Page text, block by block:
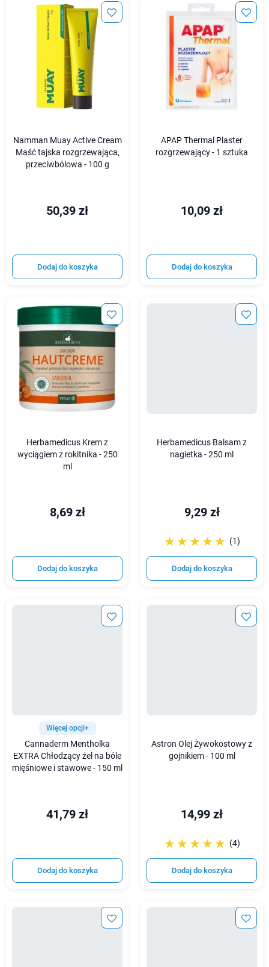
Namman Muay Active Cream
Maść tajska rozgrzewająca,
przeciwbólowa - 100 g
50,39 zł
Dodaj do koszyka
APAP Thermal Plaster
rozgrzewający - 1 sztuka
10,09 zł
Dodaj do koszyka
Herbamedicus Krem z
wyciągiem z rokitnika - 250
ml
8,69 zł
Dodaj do koszyka
Herbamedicus Balsam z
nagietka - 250 ml
9,29 zł
☆☆☆☆☆
★★★★★ (1)
Dodaj do koszyka
Więcej opcji+
Cannaderm Mentholka
EXTRA Chłodzący żel na bóle
mięśniowe i stawowe - 150 ml
41,79 zł
Dodaj do koszyka
Astron Olej Żywokostowy z
gojnikiem - 100 ml
14,99 zł
☆☆☆☆☆
★★★★★ (4)
Dodaj do koszyka